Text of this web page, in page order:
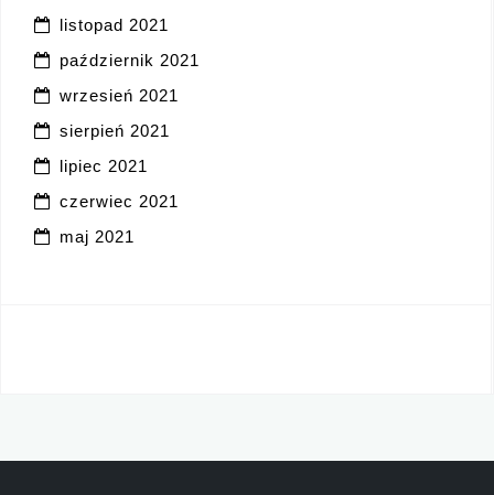
listopad 2021
październik 2021
wrzesień 2021
sierpień 2021
lipiec 2021
czerwiec 2021
maj 2021